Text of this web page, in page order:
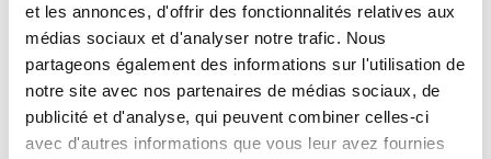
et les annonces, d'offrir des fonctionnalités relatives aux
médias sociaux et d'analyser notre trafic. Nous
partageons également des informations sur l'utilisation de
notre site avec nos partenaires de médias sociaux, de
publicité et d'analyse, qui peuvent combiner celles-ci
avec d'autres informations que vous leur avez fournies
E-MAIL*